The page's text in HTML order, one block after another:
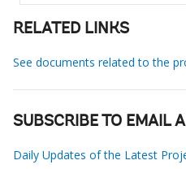
RELATED LINKS
See documents related to the
SUBSCRIBE TO EMAIL
Daily Updates of the Latest